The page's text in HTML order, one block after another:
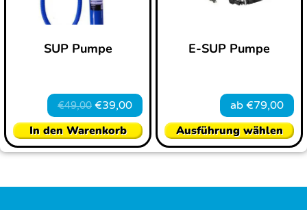
SUP Pumpe
€49,00 €39,00
In den Warenkorb
E-SUP Pumpe
ab €79,00
Ausführung wählen